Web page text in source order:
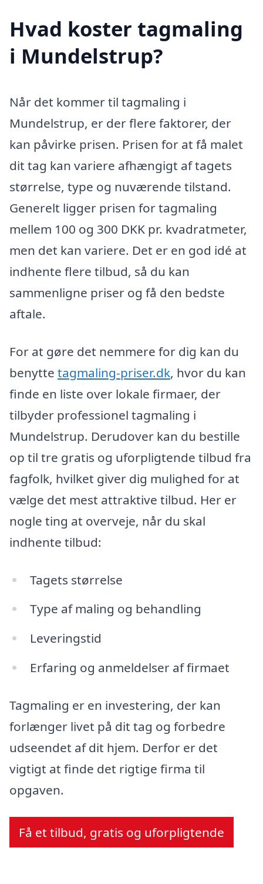
Hvad koster tagmaling
i Mundelstrup?
Når det kommer til tagmaling i
Mundelstrup, er der flere faktorer, der
kan påvirke prisen. Prisen for at få malet
dit tag kan variere afhængigt af tagets
størrelse, type og nuværende tilstand.
Generelt ligger prisen for tagmaling
mellem 100 og 300 DKK pr. kvadratmeter,
men det kan variere. Det er en god idé at
indhente flere tilbud, så du kan
sammenligne priser og få den bedste
aftale.
For at gøre det nemmere for dig kan du
benytte tagmaling-priser.dk, hvor du kan
finde en liste over lokale firmaer, der
tilbyder professionel tagmaling i
Mundelstrup. Derudover kan du bestille
op til tre gratis og uforpligtende tilbud fra
fagfolk, hvilket giver dig mulighed for at
vælge det mest attraktive tilbud. Her er
nogle ting at overveje, når du skal
indhente tilbud:
Tagets størrelse
Type af maling og behandling
Leveringstid
Erfaring og anmeldelser af firmaet
Tagmaling er en investering, der kan
forlænger livet på dit tag og forbedre
udseendet af dit hjem. Derfor er det
vigtigt at finde det rigtige firma til
opgaven.
Få et tilbud, gratis og uforpligtende